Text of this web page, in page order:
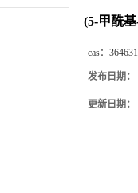
(5-甲酰
cas：
发布日期：
更新日期：